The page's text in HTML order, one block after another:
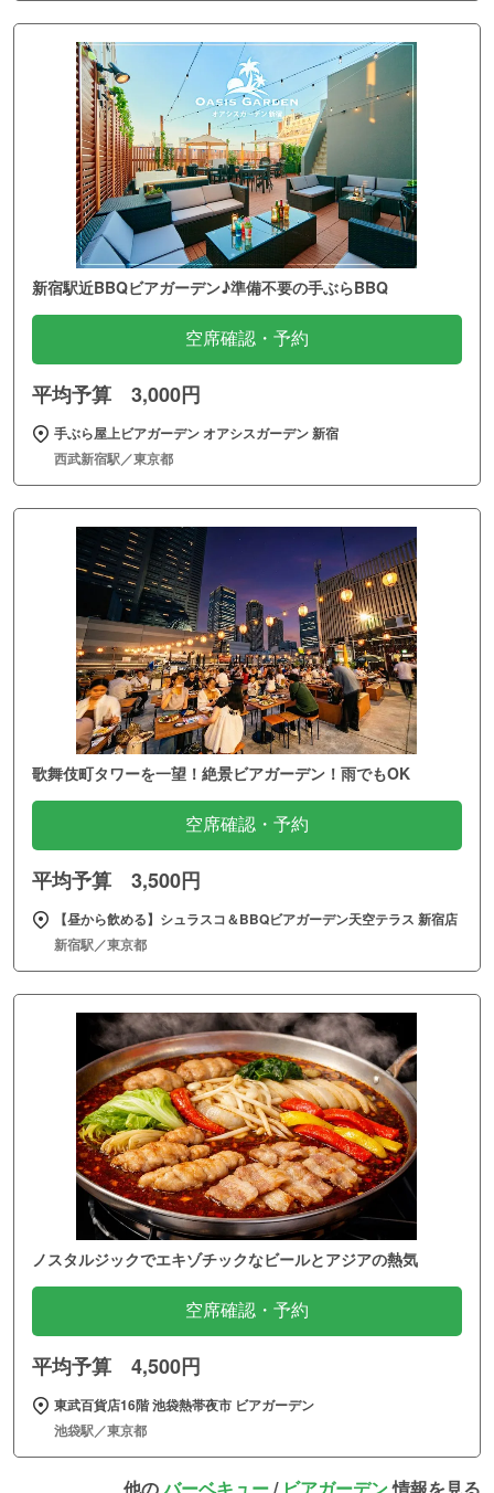
新宿駅近BBQビアガーデン♪準備不要の手ぶらBBQ
空席確認・予約
平均予算 3,000円
手ぶら屋上ビアガーデン オアシスガーデン 新宿
西武新宿駅／東京都
歌舞伎町タワーを一望！絶景ビアガーデン！雨でもOK
空席確認・予約
平均予算 3,500円
【昼から飲める】シュラスコ＆BBQビアガーデン天空テラス 新宿店
新宿駅／東京都
ノスタルジックでエキゾチックなビールとアジアの熱気
空席確認・予約
平均予算 4,500円
東武百貨店16階 池袋熱帯夜市 ビアガーデン
池袋駅／東京都